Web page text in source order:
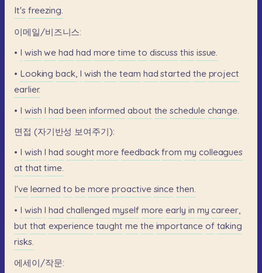
It's freezing.
이메일/비즈니스:
• I wish we had had more time to discuss this issue.
• Looking back, I wish the team had started the project
earlier.
• I wish I had been informed about the schedule change.
면접 (자기반성 보여주기):
• I wish I had sought more feedback from my colleagues
at that time.
I've learned to be more proactive since then.
• I wish I had challenged myself more early in my career,
but that experience taught me the importance of taking
risks.
에세이/작문: